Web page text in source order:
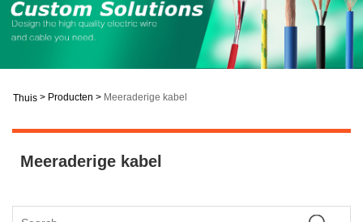
Thuis > Producten > Meeraderige kabel
Meeraderige kabel